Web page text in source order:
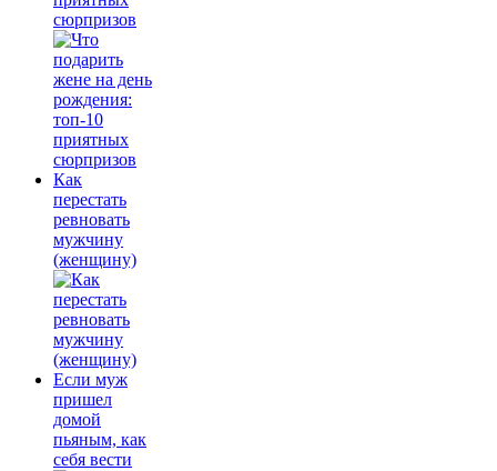
сюрпризов
Как
перестать
ревновать
мужчину
(женщину)
Если муж
пришел
домой
пьяным, как
себя вести